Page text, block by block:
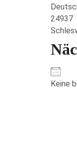
24937
Keine